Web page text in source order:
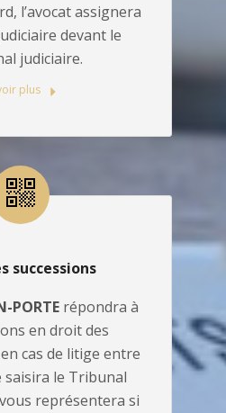
l’avocat assignera
devant le
judiciaire.
plus
successions
PORTE répondra à
en droit des
cas de litige entre
saisira le Tribunal
représentera si